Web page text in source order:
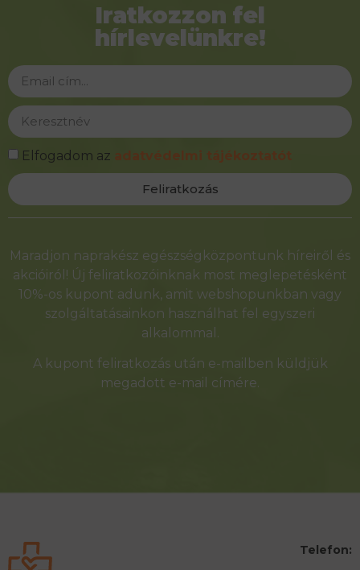
Iratkozzon fel
hírlevelünkre!
Elfogadom az adatvédelmi tájékoztatót
Feliratkozás
Alternative:
Maradjon naprakész egészségközpontunk híreiről és
akcióiról! Új feliratkozóinknak most meglepetésként
10%-os kupont adunk, amit webshopunkban vagy
szolgáltatásainkon használhat fel egyszeri
alkalommal.
A kupont feliratkozás után e-mailben küldjük
megadott e-mail címére.
Telefon: